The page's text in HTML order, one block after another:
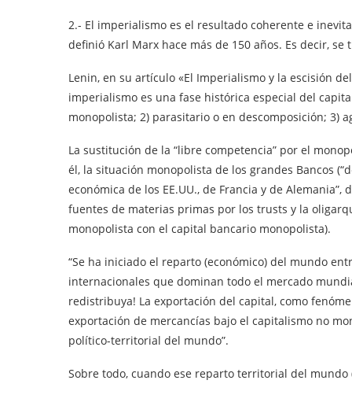
2.- El imperialismo es el resultado coherente e
definió Karl Marx hace más de 150 años. Es decir,
Lenin, en su artículo «El Imperialismo y la escisión
imperialismo es una fase histórica especial del
monopolista; 2) parasitario o en descomposición; 3)
La sustitución de la “libre competencia” por el
él, la situación monopolista de los grandes Bancos
económica de los EE.UU., de Francia y de
fuentes de materias primas por los trusts y la
monopolista con el capital bancario monopolista).
“Se ha iniciado el reparto (económico) del mundo
internacionales que dominan todo el mercado
redistribuya! La exportación del capital, como
exportación de mercancías bajo el capitalismo no
político-territorial del mundo”.
Sobre todo, cuando ese reparto territorial del